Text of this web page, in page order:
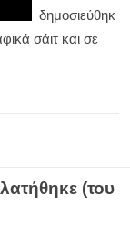
δημοσιεύθηκ
σάιτ και σε
(του